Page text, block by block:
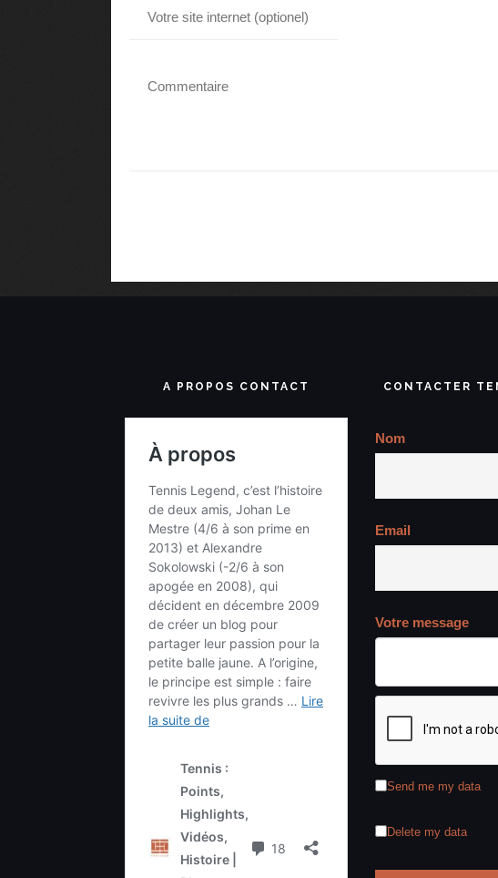
A PROPOS CONTACT CONTACTER
Nom
Email
Votre message
Send me my data
Delete my data